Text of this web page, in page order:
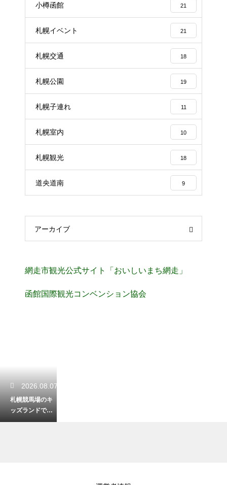
小樽函館 21
札幌イベント 21
札幌交通 18
札幌公園 19
札幌子連れ 11
札幌室内 10
札幌観光 18
道央道南 9
アーカイブ
網走市観光公式サイト「おいしいまち網走」
函館国際観光コンベンション協会
2026.08.07
札幌競馬場のキ
ッズランドで遊
ぼう！便利な駐